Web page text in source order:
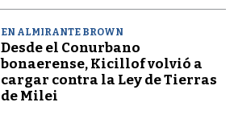
EN ALMIRANTE BROWN
Desde el Conurbano
bonaerense, Kicillof volvió a
cargar contra la Ley de Tierras
de Milei